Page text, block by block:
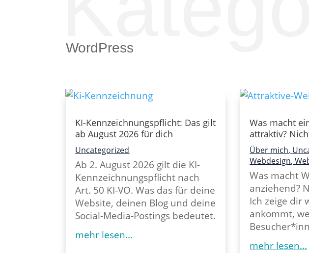
WordPress
KI-Kennzeichnungspflicht: Das gilt
ab August 2026 für dich
Uncategorized
Ab 2. August 2026 gilt die KI-
Kennzeichnungspflicht nach
Art. 50 KI-VO. Was das für deine
Website, deinen Blog und deine
Social-Media-Postings bedeutet.
mehr lesen...
Was macht
attraktiv?
Über mich,
Webdesign,
Was macht
anziehend?
Ich zeige dir
ankommt,
mehr lesen...